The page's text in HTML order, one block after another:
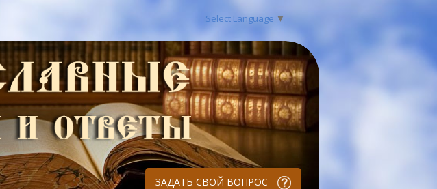
Select Language ▼
ЗАДАТЬ СВОЙ ВОПРОС